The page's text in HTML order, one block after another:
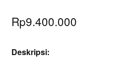
Rp9.400.000
Deskripsi: